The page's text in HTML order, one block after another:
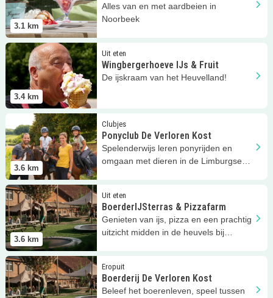
3.1 km
Alles van en met aardbeien in
Noorbeek
3.4 km
Uit eten
Wingbergerhoeve IJs & Fruit
De ijskraam van het Heuvelland!
Lees meer Wingbergerhoeve IJs &amp; Fruit
3.6 km
Clubjes
Ponyclub De Verloren Kost
Spelenderwijs leren ponyrijden en
omgaan met dieren in de Limburgse
Lees meer Ponyclub De Verloren Kost
3.6 km
Uit eten
BoerderIJSterras & Pizzafarm
Genieten van ijs, pizza en een prachtig
uitzicht midden in de heuvels bij
Lees meer BoerderIJSterras &amp; Pizzafarm
Eropuit
Boerderij De Verloren Kost
Beleef het boerenleven, speel tussen
Lees meer Boerderij De Verloren Kost